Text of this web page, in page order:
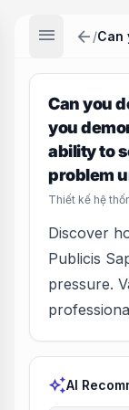
menu arrow_back /
Can you
you
ability to
problem
Thiết kế hệ
Discover
Publicis
pressure.
auto_awesomeAI